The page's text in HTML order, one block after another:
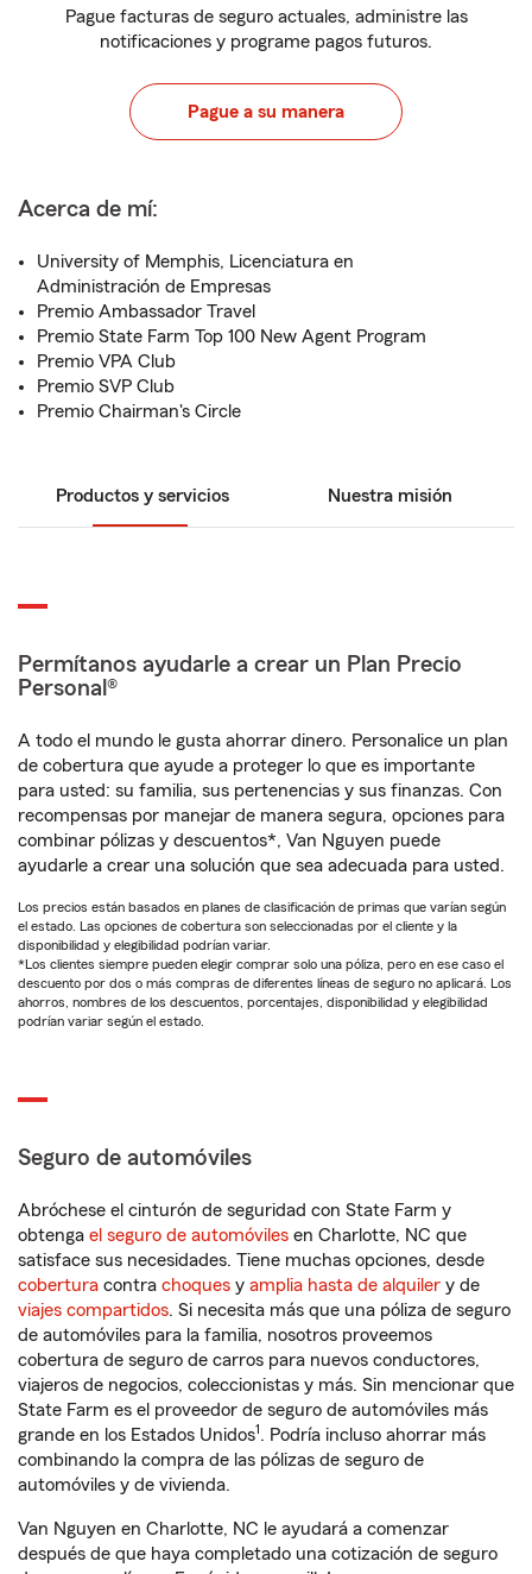
Pague facturas de seguro actuales, administre las
notificaciones y programe pagos futuros.
Pague a su manera
Acerca de mí:
University of Memphis, Licenciatura en
Administración de Empresas
Premio Ambassador Travel
Premio State Farm Top 100 New Agent Program
Premio VPA Club
Premio SVP Club
Premio Chairman's Circle
Productos y servicios Nuestra misión
Permítanos ayudarle a crear un Plan Precio
Personal®
A todo el mundo le gusta ahorrar dinero. Personalice un plan
de cobertura que ayude a proteger lo que es importante
para usted: su familia, sus pertenencias y sus finanzas. Con
recompensas por manejar de manera segura, opciones para
combinar pólizas y descuentos*, Van Nguyen puede
ayudarle a crear una solución que sea adecuada para usted.
Los precios están basados en planes de clasificación de primas que varían según
el estado. Las opciones de cobertura son seleccionadas por el cliente y la
disponibilidad y elegibilidad podrían variar.
*Los clientes siempre pueden elegir comprar solo una póliza, pero en ese caso el
descuento por dos o más compras de diferentes líneas de seguro no aplicará. Los
ahorros, nombres de los descuentos, porcentajes, disponibilidad y elegibilidad
podrían variar según el estado.
Seguro de automóviles
Abróchese el cinturón de seguridad con State Farm y
obtenga el seguro de automóviles en Charlotte, NC que
satisface sus necesidades. Tiene muchas opciones, desde
cobertura contra choques y amplia hasta de alquiler y de
viajes compartidos. Si necesita más que una póliza de seguro
de automóviles para la familia, nosotros proveemos
cobertura de seguro de carros para nuevos conductores,
viajeros de negocios, coleccionistas y más. Sin mencionar que
State Farm es el proveedor de seguro de automóviles más
grande en los Estados Unidos1. Podría incluso ahorrar más
combinando la compra de las pólizas de seguro de
automóviles y de vivienda.
Van Nguyen en Charlotte, NC le ayudará a comenzar
después de que haya completado una cotización de seguro